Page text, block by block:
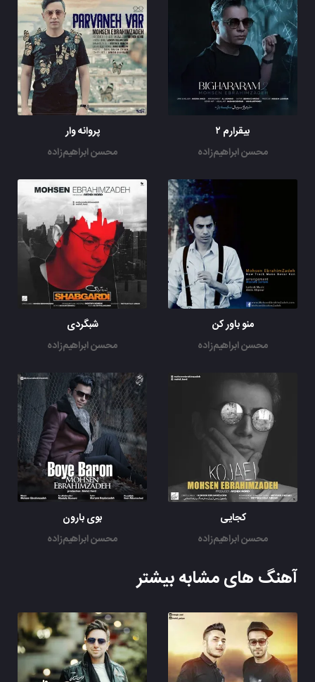
بیقرارم ۲
محسن ابراهیم‌زاده
پروانه وار
محسن ابراهیم‌زاده
منو باور کن
محسن ابراهیم‌زاده
شبگردی
محسن ابراهیم‌زاده
کجایی
محسن ابراهیم‌زاده
بوی بارون
محسن ابراهیم‌زاده
آهنگ های مشابه بیشتر